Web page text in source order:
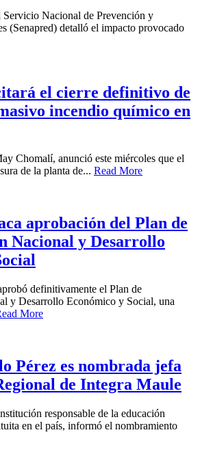
Nacional de Prevención y
(Senapred) detalló el impacto provocado
el cierre definitivo de
incendio químico en
Chomalí, anunció este miércoles que el
de la planta de... Read More
aprobación del Plan de
Nacional y Desarrollo
definitivamente el Plan de
y Desarrollo Económico y Social, una
More
Pérez es nombrada jefa
de Integra Maule
responsable de la educación
en el país, informó el nombramiento